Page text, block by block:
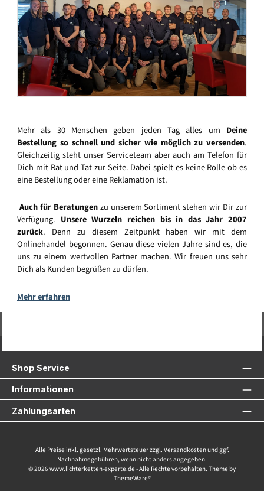
Mehr als 30 Menschen geben jeden Tag alles um Deine
Bestellung so schnell und sicher wie möglich zu versenden.
Gleichzeitig steht unser Serviceteam aber auch am Telefon für
Dich mit Rat und Tat zur Seite. Dabei spielt es keine Rolle ob es
eine Bestellung oder eine Reklamation ist.
Auch für Beratungenzu unserem Sortiment stehen wir Dir zur
Verfügung. Unsere Wurzeln reichen bis in das Jahr 2007
zurück. Denn zu diesem Zeitpunkt haben wir mit dem
Onlinehandel begonnen. Genau diese vielen Jahre sind es, die
uns zu einem wertvollen Partner machen. Wir freuen uns sehr
Dich als Kunden begrüßen zu dürfen.
Mehr erfahren
Shop Service
Informationen
Zahlungsarten
Alle Preise inkl. gesetzl. Mehrwertsteuer zzgl. Versandkostenund ggf.
Nachnahmegebühren, wenn nicht anders angegeben.
© 2026 www.lichterketten-experte.de - Alle Rechte vorbehalten. Theme by
ThemeWare®